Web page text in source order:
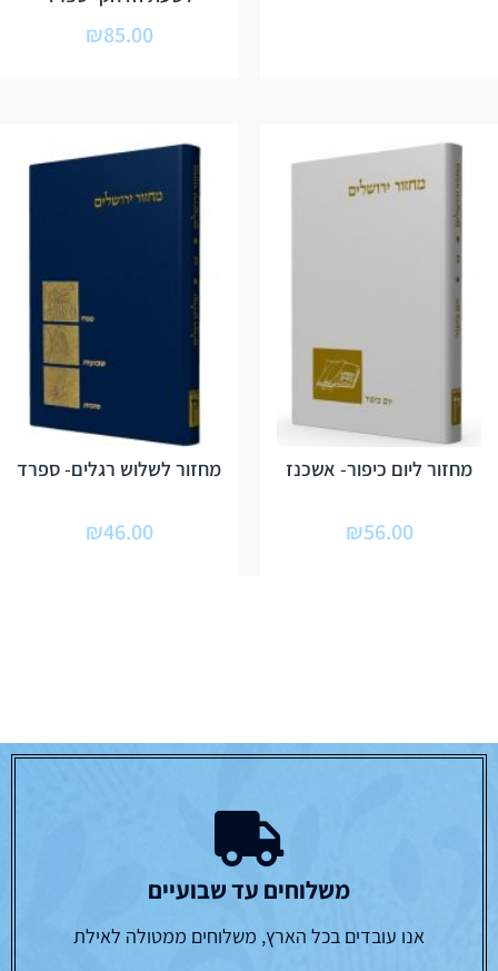
₪85.00
מחזור ליום כיפור- אשכנז
₪56.00
מחזור לשלוש רגלים- ספרד
₪46.00
משלוחים עד שבועיים
אנו עובדים בכל הארץ, משלוחים ממטולה לאילת